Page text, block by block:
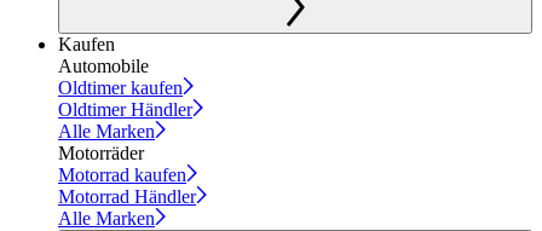
Kaufen
Automobile
Oldtimer kaufen
Oldtimer Händler
Alle Marken
Motorräder
Motorrad kaufen
Motorrad Händler
Alle Marken